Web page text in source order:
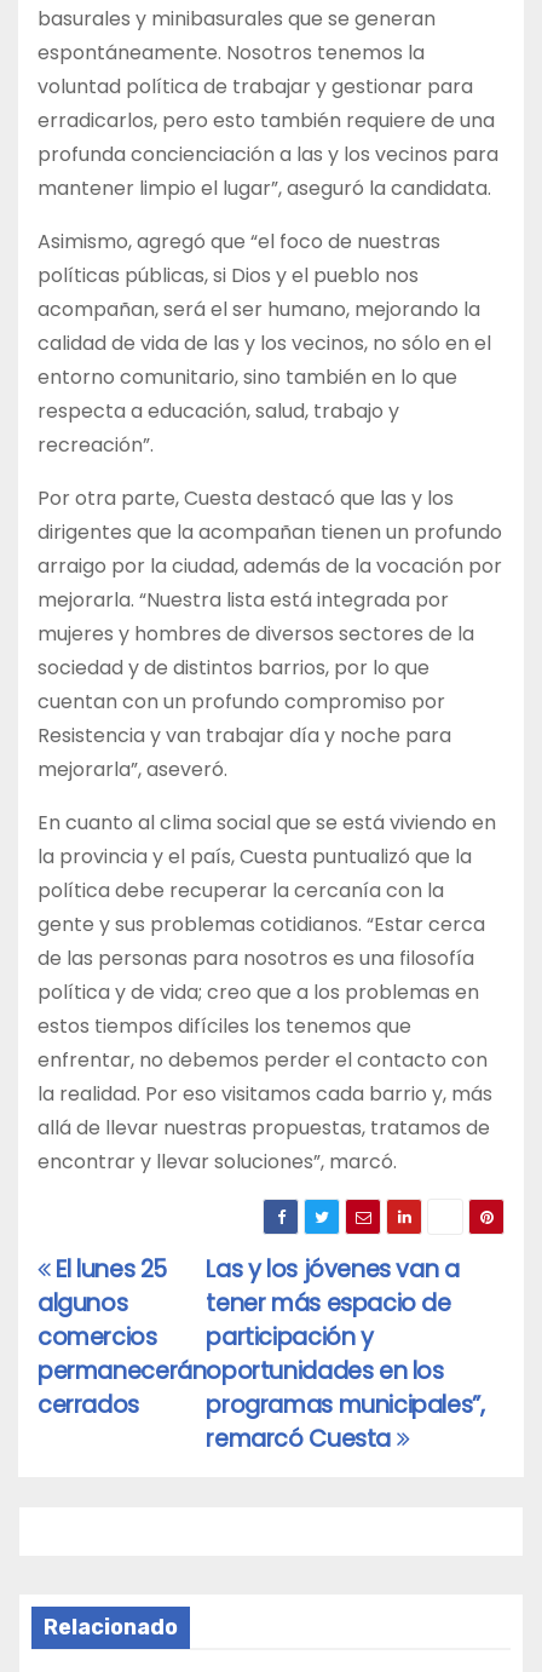
basurales y minibasurales que se generan
espontáneamente. Nosotros tenemos la
voluntad política de trabajar y gestionar para
erradicarlos, pero esto también requiere de una
profunda concienciación a las y los vecinos para
mantener limpio el lugar”, aseguró la candidata.
Asimismo, agregó que “el foco de nuestras
políticas públicas, si Dios y el pueblo nos
acompañan, será el ser humano, mejorando la
calidad de vida de las y los vecinos, no sólo en el
entorno comunitario, sino también en lo que
respecta a educación, salud, trabajo y
recreación”.
Por otra parte, Cuesta destacó que las y los
dirigentes que la acompañan tienen un profundo
arraigo por la ciudad, además de la vocación por
mejorarla. “Nuestra lista está integrada por
mujeres y hombres de diversos sectores de la
sociedad y de distintos barrios, por lo que
cuentan con un profundo compromiso por
Resistencia y van trabajar día y noche para
mejorarla”, aseveró.
En cuanto al clima social que se está viviendo en
la provincia y el país, Cuesta puntualizó que la
política debe recuperar la cercanía con la
gente y sus problemas cotidianos. “Estar cerca
de las personas para nosotros es una filosofía
política y de vida; creo que a los problemas en
estos tiempos difíciles los tenemos que
enfrentar, no debemos perder el contacto con
la realidad. Por eso visitamos cada barrio y, más
allá de llevar nuestras propuestas, tratamos de
encontrar y llevar soluciones”, marcó.
Navegación
de
entradas
Las y los jóvenes van a
tener más espacio de
participación y
oportunidades en los
programas municipales”,
remarcó Cuesta
El lunes 25
algunos
comercios
permanecerán
cerrados
Relacionado